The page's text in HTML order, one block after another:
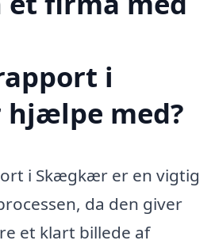
i
med?
i Skægkær er en vigtig
da den giver
et klart billede af